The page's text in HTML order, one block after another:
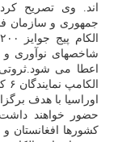
اند. وی تصریح
جمهوری و سازمان
شاخصهای نوآوری
اعطا می
اوراسیا با هدف
حضور خواهند
کشورها افغانستان